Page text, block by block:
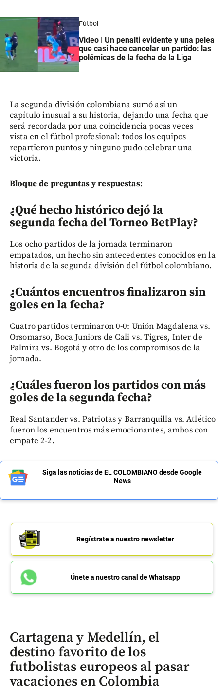
Fútbol
Video | Un penalti evidente y una pelea
que casi hace cancelar un partido: las
polémicas de la fecha de la Liga
La segunda división colombiana sumó así un
capítulo inusual a su historia, dejando una fecha que
será recordada por una coincidencia pocas veces
vista en el fútbol profesional: todos los equipos
repartieron puntos y ninguno pudo celebrar una
victoria.
Bloque de preguntas y respuestas:
¿Qué hecho histórico dejó la
segunda fecha del Torneo BetPlay?
Los ocho partidos de la jornada terminaron
empatados, un hecho sin antecedentes conocidos en la
historia de la segunda división del fútbol colombiano.
¿Cuántos encuentros finalizaron sin
goles en la fecha?
Cuatro partidos terminaron 0-0: Unión Magdalena vs.
Orsomarso, Boca Juniors de Cali vs. Tigres, Inter de
Palmira vs. Bogotá y otro de los compromisos de la
jornada.
¿Cuáles fueron los partidos con más
goles de la segunda fecha?
Real Santander vs. Patriotas y Barranquilla vs. Atlético
fueron los encuentros más emocionantes, ambos con
empate 2-2.
Siga las noticias de EL COLOMBIANO desde Google
News
Regístrate a nuestro newsletter
Únete a nuestro canal de Whatsapp
Cartagena y Medellín, el
destino favorito de los
futbolistas europeos al pasar
vacaciones en Colombia